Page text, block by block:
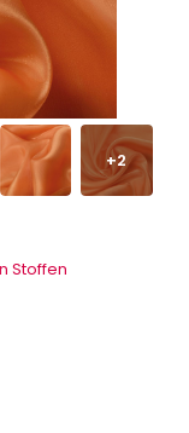
+2
Stoffen